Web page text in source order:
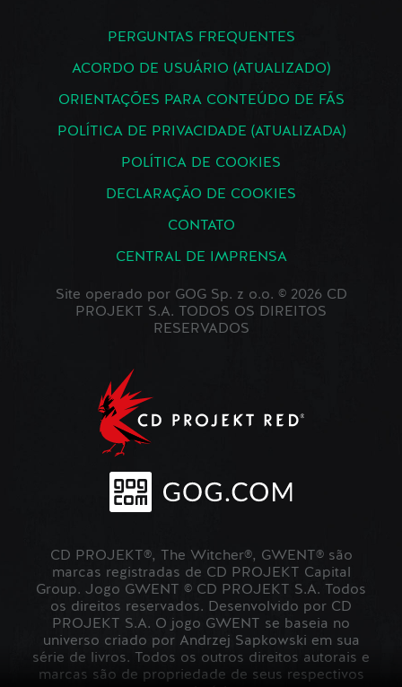
PERGUNTAS FREQUENTES
ACORDO DE USUÁRIO (ATUALIZADO)
ORIENTAÇÕES PARA CONTEÚDO DE FÃS
POLÍTICA DE PRIVACIDADE (ATUALIZADA)
POLÍTICA DE COOKIES
DECLARAÇÃO DE COOKIES
CONTATO
CENTRAL DE IMPRENSA
Site operado por GOG Sp. z o.o. © 2026 CD
PROJEKT S.A. TODOS OS DIREITOS
RESERVADOS
CD PROJEKT®, The Witcher®, GWENT® são
marcas registradas de CD PROJEKT Capital
Group. Jogo GWENT © CD PROJEKT S.A. Todos
os direitos reservados. Desenvolvido por CD
PROJEKT S.A. O jogo GWENT se baseia no
universo criado por Andrzej Sapkowski em sua
série de livros. Todos os outros direitos autorais e
marcas são de propriedade de seus respectivos